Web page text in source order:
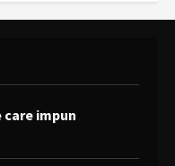
impun